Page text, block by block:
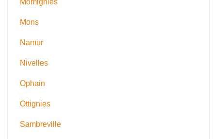
Mons
Namur
Nivelles
Ophain
Ottignies
Sambreville